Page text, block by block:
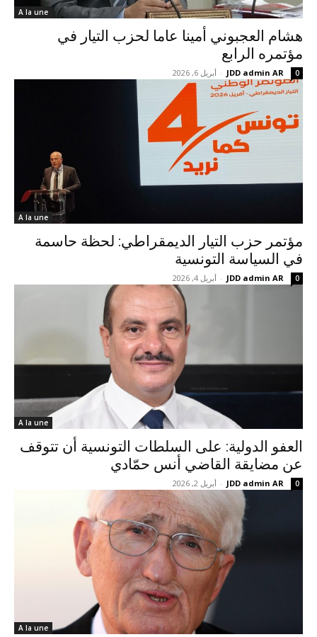
A la une
هشام العجبوني أمينا عاما لحزب التيار في
مؤتمره الرابع
JDD admin AR
- أبريل 6, 2026 0
A la une
مؤتمر حزب التيار الديمقراطي: لحظة حاسمة
في السياسة التونسية
JDD admin AR
- أبريل 4, 2026 0
A la une
العفو الدولية: على السلطات التونسية أن تتوقف
عن مضايقة القاضي أنس حمّادي
JDD admin AR
- أبريل 2, 2026 0
A la une